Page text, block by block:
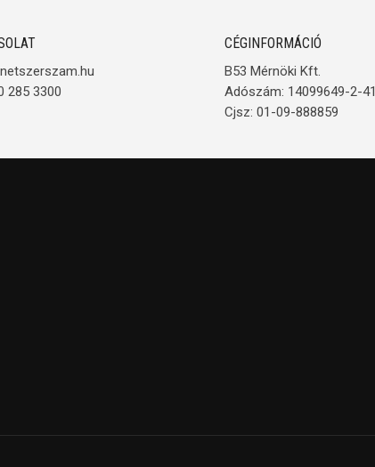
285 3300
CÉGINFORMÁCIÓ
B53 Mérnöki Kft.
Adószám: 14099649-2-41
Cjsz: 01-09-888859